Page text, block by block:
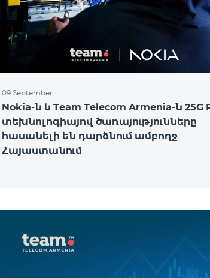
09 September
Nokia-ն և Team Telecom Armenia-ն 25G
տեխնոլոգիայով ծառայությունները
հասանելի են դարձնում ամբողջ
Հայաստանում